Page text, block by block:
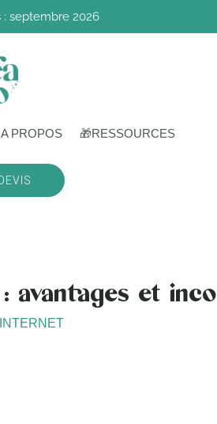
: septembre 2026
A PROPOS 🎁RESSOURCES
et